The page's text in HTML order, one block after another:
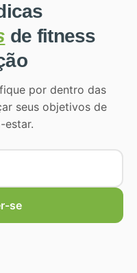
de fitness
por dentro das
seus objetivos de
estar.
se